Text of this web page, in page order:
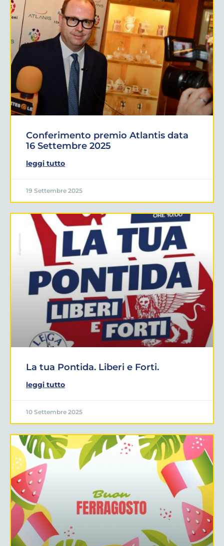
Conferimento premio Atlantis data
16 Settembre 2025
leggi tutto
19 Settembre 2025
La tua Pontida. Liberi e Forti.
leggi tutto
10 Settembre 2025